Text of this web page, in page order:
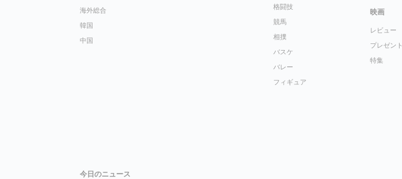
海外総合
韓国
中国
格闘技
競馬
相撲
バスケ
バレー
フィギュア
映画
レビュー
プレゼント
特集
今日のニュース